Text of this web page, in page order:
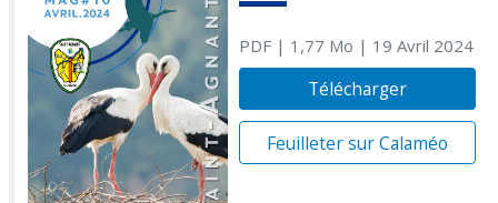
PDF| 1,77 Mo | 19 Avril 2024
Télécharger
Feuilleter sur Calaméo